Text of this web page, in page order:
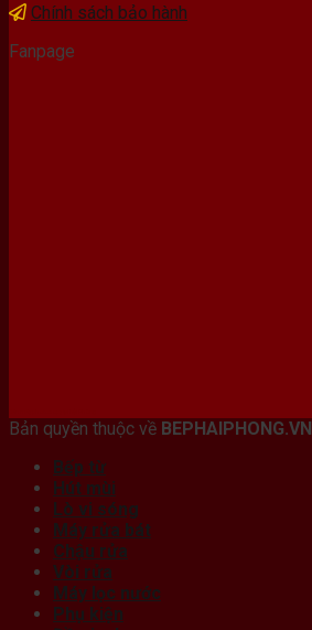
Chính sách bảo hành
Fanpage
Bản quyền thuộc về BEPHAIPHONG.VN
Bếp từ
Hút mùi
Lò vi sóng
Máy rửa bát
Chậu rửa
Vòi rửa
Máy lọc nước
Phụ kiện